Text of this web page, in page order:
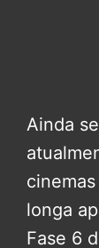
Ainda
longa
Fase 6